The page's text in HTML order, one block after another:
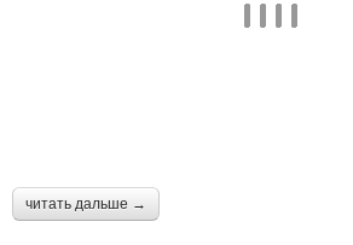
читать дальше →